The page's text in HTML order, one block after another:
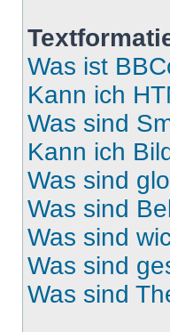
Was ist
Kann ich
Was sind
Kann ich
Was sind
Was sind
Was sind
Was sind
Was sind